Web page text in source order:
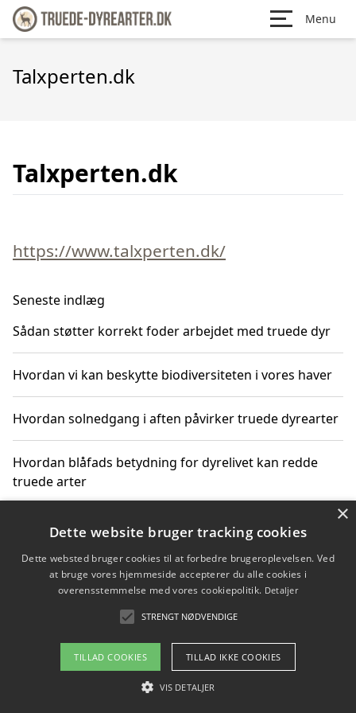
Menu
Talxperten.dk
Talxperten.dk
https://www.talxperten.dk/
Seneste indlæg
Sådan støtter korrekt foder arbejdet med truede dyr
Hvordan vi kan beskytte biodiversiteten i vores haver
Hvordan solnedgang i aften påvirker truede dyrearter
Hvordan blåfads betydning for dyrelivet kan redde
truede arter
Hvordan kan gaver til unge voksne støtte bevarelsen
Copyright 2026 - Pilanto Aps
Om / kontakt
Blog Betingelser
×
Dette website bruger tracking cookies
Dette websted bruger cookies til at forbedre brugeroplevelsen. Ved
at bruge vores hjemmeside accepterer du alle cookies i
overensstemmelse med vores cookiepolitik. Detaljer
STRENGT NØDVENDIGE
TILLAD COOKIES TILLAD IKKE COOKIES
VIS DETALJER